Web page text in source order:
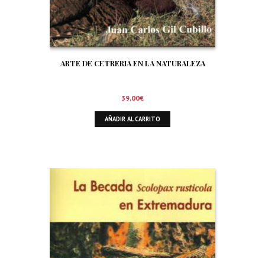
ARTE DE CETRERIA EN LA NATURALEZA
39,00€
AÑADIR AL CARRITO